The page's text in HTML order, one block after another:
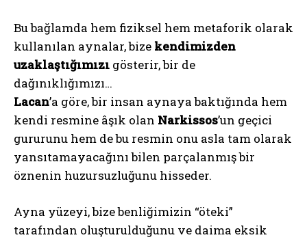
Bu bağlamda hem fiziksel hem metaforik olarak
kullanılan aynalar, bize kendimizden
uzaklaştığımızı gösterir, bir de
dağınıklığımızı…
Lacan’a göre, bir insan aynaya baktığında hem
kendi resmine âşık olan Narkissos’un geçici
gururunu hem de bu resmin onu asla tam olarak
yansıtamayacağını bilen parçalanmış bir
öznenin huzursuzluğunu hisseder.
Ayna yüzeyi, bize benliğimizin “öteki”
tarafından oluşturulduğunu ve daima eksik